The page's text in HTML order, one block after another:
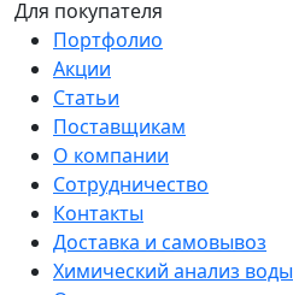
Для покупателя
Портфолио
Акции
Статьи
Поставщикам
О компании
Сотрудничество
Контакты
Доставка и самовывоз
Химический анализ воды